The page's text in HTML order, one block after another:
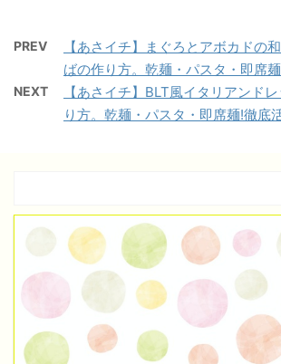
PREV
【あさイチ】まぐろとアボカドの
ばの作り方。乾麺・パスタ・即席麺
NEXT
【あさイチ】BLT風イタリアンド
り方。乾麺・パスタ・即席麺!徹底